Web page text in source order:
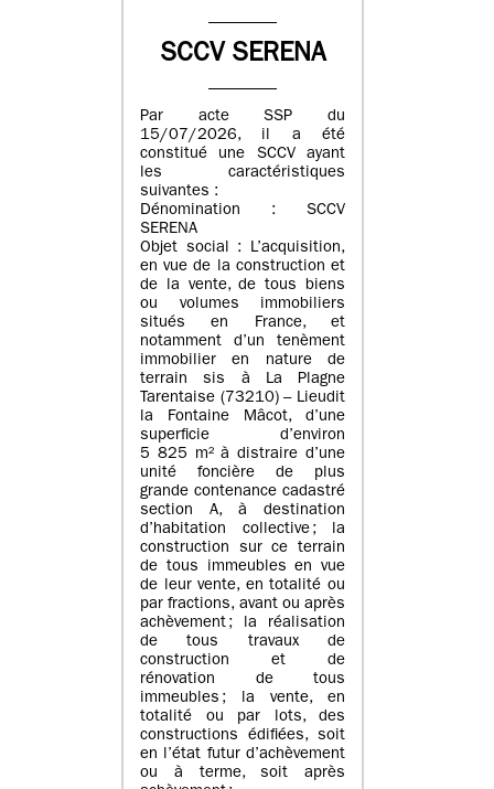
SCCV SERENA
Par acte SSP du
15/07/2026, il a été
constitué une SCCV ayant
les caractéristiques
suivantes :
Dénomination : SCCV
SERENA
Objet social : L’acquisition,
en vue de la construction et
de la vente, de tous biens
ou volumes immobiliers
situés en France, et
notamment d’un tenèment
immobilier en nature de
terrain sis à La Plagne
Tarentaise (73210) – Lieudit
la Fontaine Mâcot, d’une
superficie d’environ
5 825 m² à distraire d’une
unité foncière de plus
grande contenance cadastré
section A, à destination
d’habitation collective ; la
construction sur ce terrain
de tous immeubles en vue
de leur vente, en totalité ou
par fractions, avant ou après
achèvement ; la réalisation
de tous travaux de
construction et de
rénovation de tous
immeubles ; la vente, en
totalité ou par lots, des
constructions édifiées, soit
en l’état futur d’achèvement
ou à terme, soit après